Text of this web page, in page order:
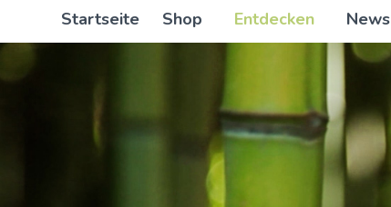
Startseite Shop Entdecken News